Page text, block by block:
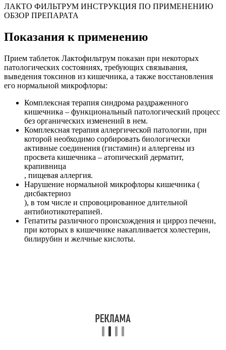
ЛАКТО ФИЛЬТРУМ ИНСТРУКЦИЯ ПО ПРИМЕНЕНИЮ
ОБЗОР ПРЕПАРАТА
Показания к применению
Прием таблеток Лактофильтрум показан при некоторых
патологических состояниях, требующих связывания,
выведения токсинов из кишечника, а также восстановления
его нормальной микрофлоры:
Комплексная терапия синдрома раздраженного
кишечника – функциональный патологический процесс
без органических изменений в нем.
Комплексная терапия аллергической патологии, при
которой необходимо сорбировать биологически
активные соединения (гистамин) и аллергены из
просвета кишечника – атопический дерматит,
крапивница
, пищевая аллергия.
Нарушение нормальной микрофлоры кишечника (
дисбактериоз
), в том числе и спровоцированное длительной
антибиотикотерапией.
Гепатиты различного происхождения и цирроз печени,
при которых в кишечнике накапливается холестерин,
билирубин и желчные кислоты.